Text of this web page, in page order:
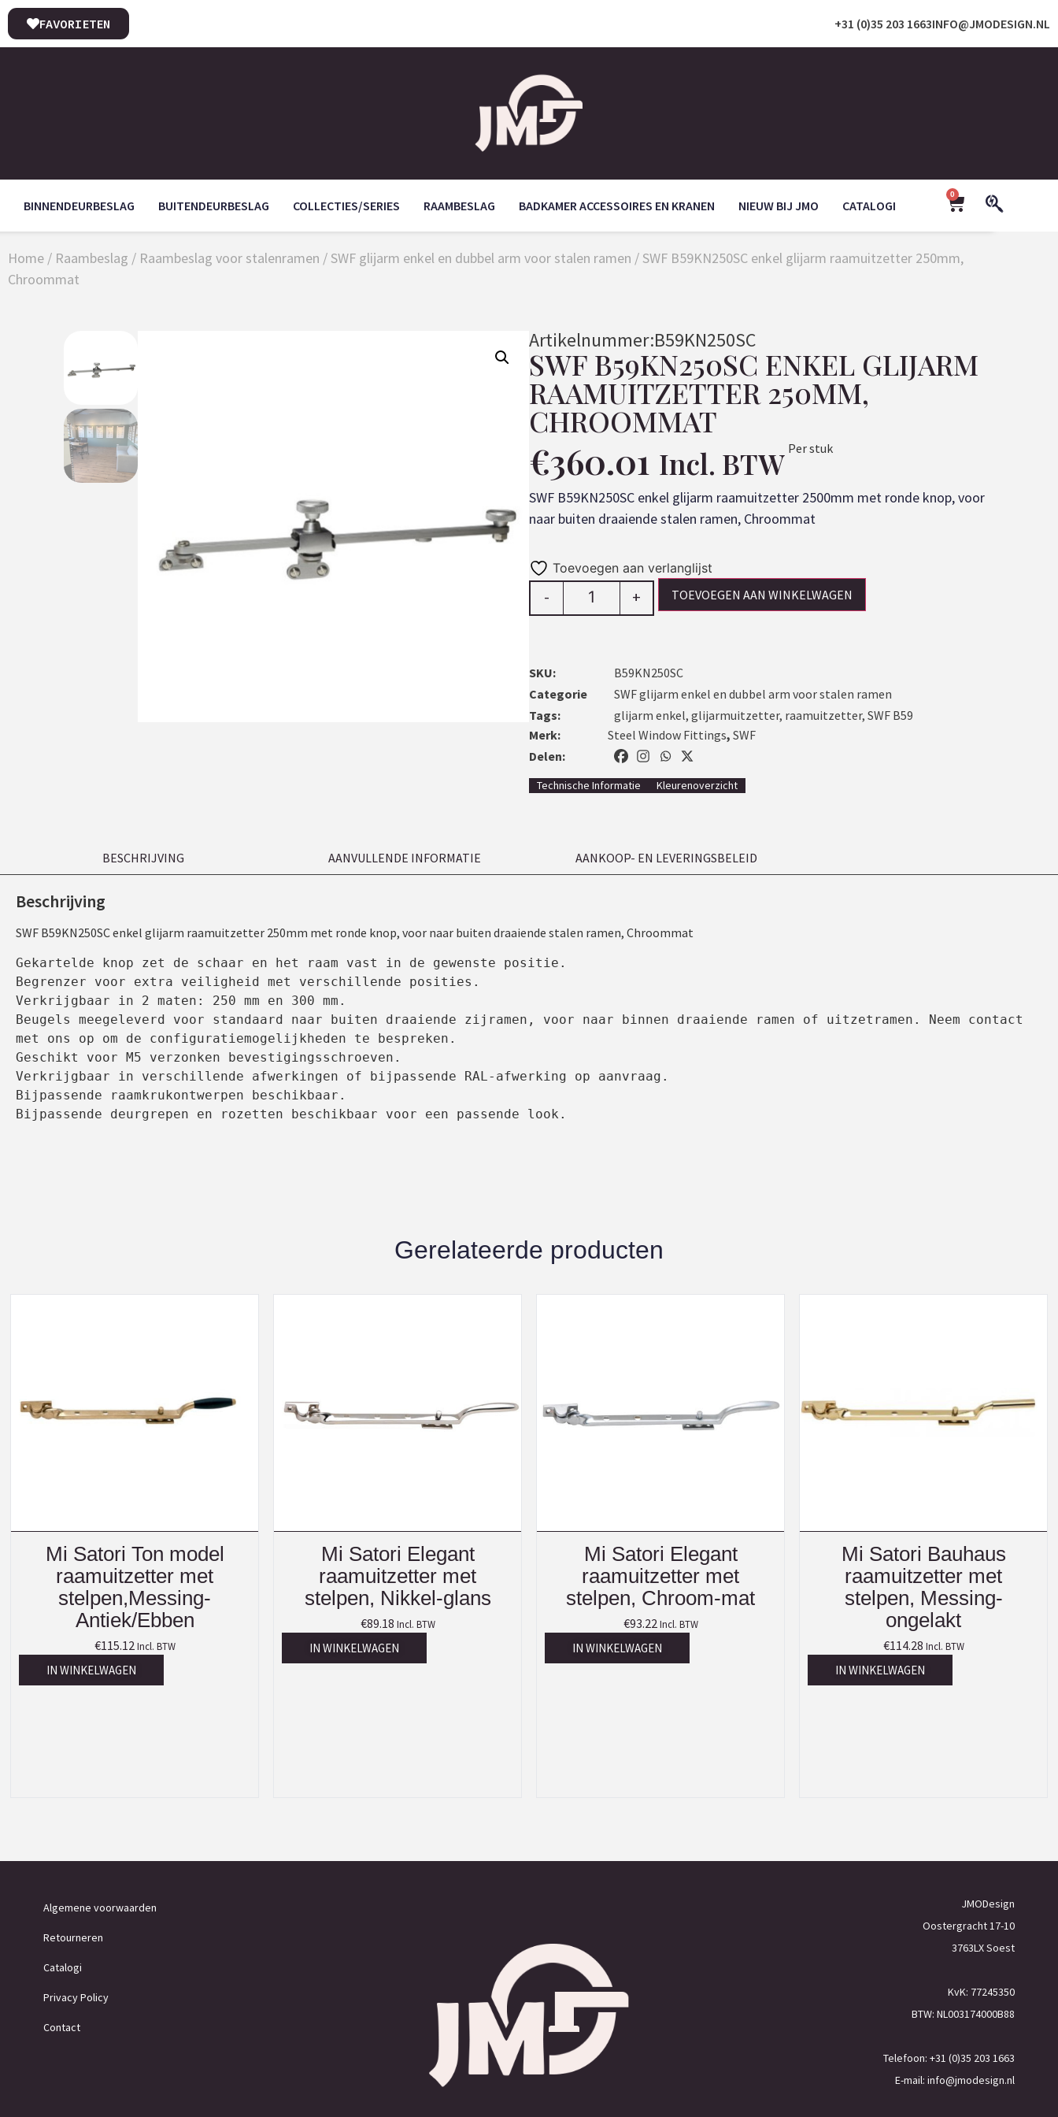
INFO@JMODESIGN.NL
+31 (0)35 203 1663
FAVORIETEN
BINNENDEURBESLAG BUITENDEURBESLAG COLLECTIES/SERIES RAAMBESLAG BADKAMER ACCESSOIRES EN KRANEN NIEUW BIJ JMO CATALOGI
0
Home / Raambeslag / Raambeslag voor stalenramen / SWF glijarm enkel en dubbel arm voor stalen ramen / SWF B59KN250SC enkel glijarm raamuitzetter 250mm,
Chroommat
Artikelnummer:B59KN250SC
SWF B59KN250SC ENKEL GLIJARM
RAAMUITZETTER 250MM,
CHROOMMAT
€360.01 Incl. BTW Per stuk
SWF B59KN250SC enkel glijarm raamuitzetter 2500mm met ronde knop, voor
naar buiten draaiende stalen ramen, Chroommat
Toevoegen aan verlanglijst
- + TOEVOEGEN AAN WINKELWAGEN
SKU:
B59KN250SC
Categorie
SWF glijarm enkel en dubbel arm voor stalen ramen
Tags:
glijarm enkel, glijarmuitzetter, raamuitzetter, SWF B59
Merk:
Steel Window Fittings, SWF
Delen:
Technische Informatie Kleurenoverzicht
BESCHRIJVING AANVULLENDE INFORMATIE AANKOOP- EN LEVERINGSBELEID
Beschrijving
SWF B59KN250SC enkel glijarm raamuitzetter 250mm met ronde knop, voor naar buiten draaiende stalen ramen, Chroommat
Gekartelde knop zet de schaar en het raam vast in de gewenste positie.
Begrenzer voor extra veiligheid met verschillende posities.
Verkrijgbaar in 2 maten: 250 mm en 300 mm.
Beugels meegeleverd voor standaard naar buiten draaiende zijramen, voor naar binnen draaiende ramen of uitzetramen. Neem contact
met ons op om de configuratiemogelijkheden te bespreken.
Geschikt voor M5 verzonken bevestigingsschroeven.
Verkrijgbaar in verschillende afwerkingen of bijpassende RAL-afwerking op aanvraag.
Bijpassende raamkrukontwerpen beschikbaar.
Bijpassende deurgrepen en rozetten beschikbaar voor een passende look.
Gerelateerde producten
Mi Satori Ton model
raamuitzetter met
stelpen,Messing-
Antiek/Ebben
€115.12 Incl. BTW
IN WINKELWAGEN
Mi Satori Elegant
raamuitzetter met
stelpen, Nikkel-glans
€89.18 Incl. BTW
IN WINKELWAGEN
Mi Satori Elegant
raamuitzetter met
stelpen, Chroom-mat
€93.22 Incl. BTW
IN WINKELWAGEN
Mi Satori Bauhaus
raamuitzetter met
stelpen, Messing-
ongelakt
€114.28 Incl. BTW
IN WINKELWAGEN
Algemene voorwaarden
Retourneren
Catalogi
Privacy Policy
Contact
JMODesign
Oostergracht 17-10
3763LX Soest
KvK: 77245350
BTW: NL003174000B88
Telefoon: +31 (0)35 203 1663
E-mail: info@jmodesign.nl